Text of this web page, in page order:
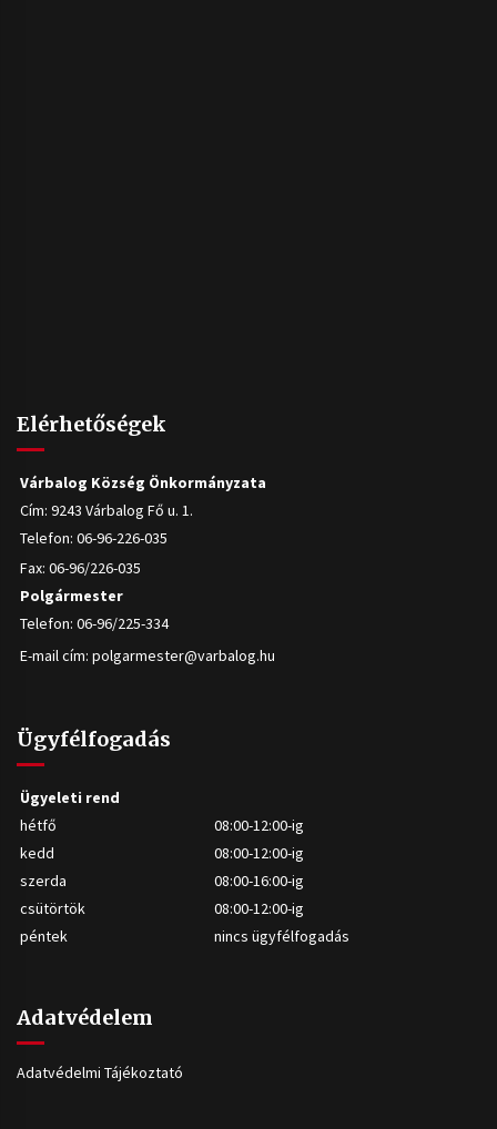
Elérhetőségek
Várbalog Község Önkormányzata
Cím: 9243 Várbalog Fő u. 1.
Telefon: 06-96-226-035
Fax: 06-96/226-035
Polgármester
Telefon: 06-96/225-334
E-mail cím: polgarmester@varbalog.hu
Ügyfélfogadás
Ügyeleti rend
hétfő
08:00-12:00-ig
kedd
08:00-12:00-ig
szerda
08:00-16:00-ig
csütörtök
08:00-12:00-ig
péntek
nincs ügyfélfogadás
Adatvédelem
Adatvédelmi Tájékoztató